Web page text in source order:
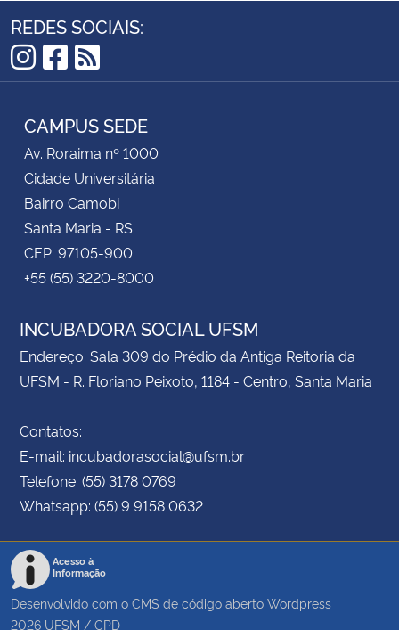
REDES SOCIAIS:
Instagram
Facebook
RSS
CAMPUS SEDE
Av. Roraima nº 1000
Cidade Universitária
Bairro Camobi
Santa Maria - RS
CEP: 97105-900
+55 (55) 3220-8000
INCUBADORA SOCIAL UFSM
Endereço: Sala 309 do Prédio da Antiga Reitoria da
UFSM - R. Floriano Peixoto, 1184 - Centro, Santa Maria
Contatos:
E-mail: incubadorasocial@ufsm.br
Telefone: (55) 3178 0769
Whatsapp: (55) 9 9158 0632
Acesso à
Informação
Desenvolvido com o CMS de código aberto Wordpress
2026 UFSM / CPD